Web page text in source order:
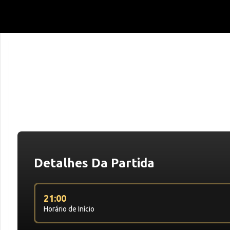
Detalhes Da Partida
Horário de Início
21:00